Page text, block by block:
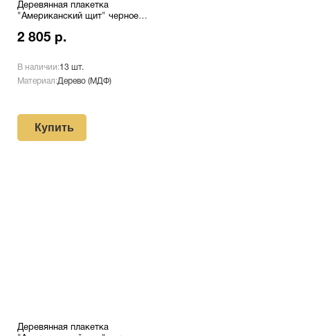
Деревянная плакетка
"Американский щит" черное
гравировкой Pl 16 EG/Bk
2 805 р.
В наличии:13 шт.
Материал:Дерево (МДФ)
Купить
Деревянная плакетка